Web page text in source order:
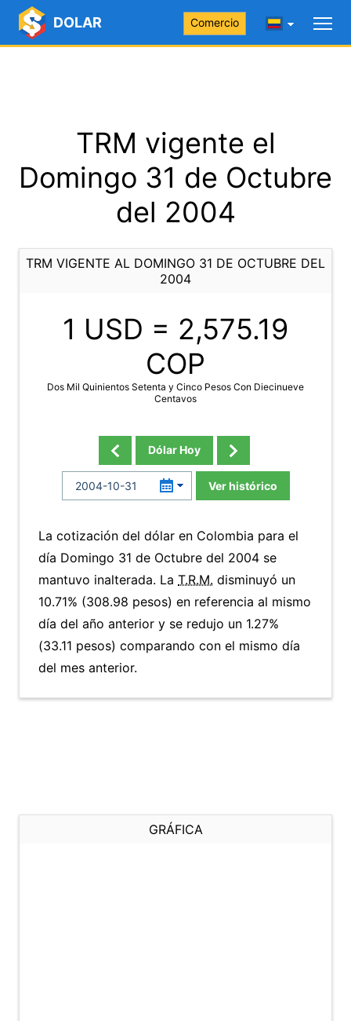
DOLAR Comercio
TRM vigente el
Domingo 31 de Octubre
del 2004
TRM VIGENTE AL DOMINGO 31 DE OCTUBRE DEL
2004
1 USD = 2,575.19
COP
Dos Mil Quinientos Setenta y Cinco Pesos Con Diecinueve
Centavos
Dólar Hoy
Ver histórico
La cotización del dólar en Colombia para el
día Domingo 31 de Octubre del 2004 se
mantuvo inalterada. La T.R.M. disminuyó un
10.71% (308.98 pesos) en referencia al mismo
día del año anterior y se redujo un 1.27%
(33.11 pesos) comparando con el mismo día
del mes anterior.
GRÁFICA